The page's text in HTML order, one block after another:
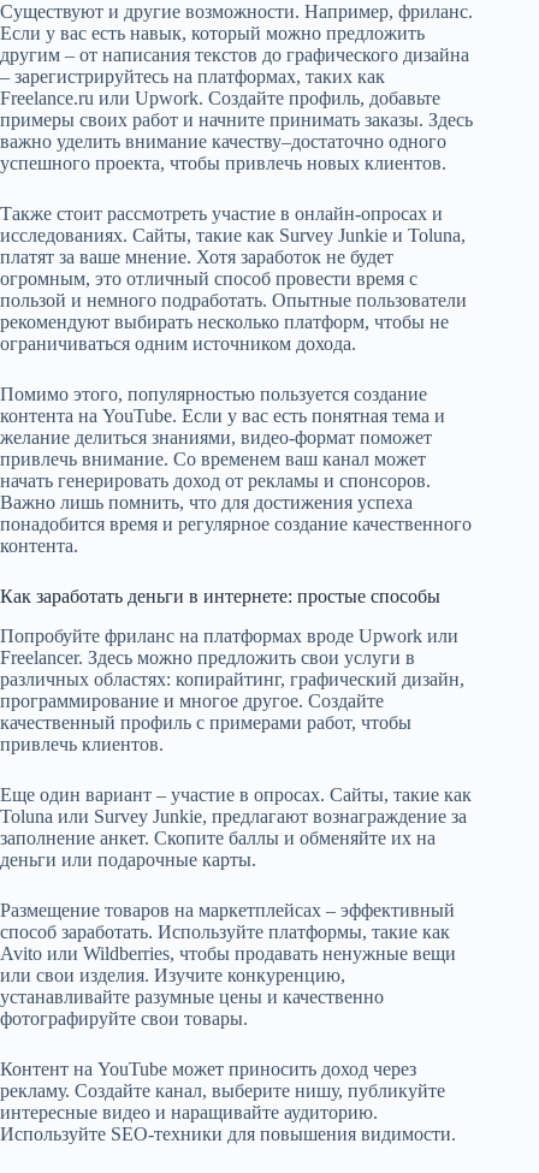
Существуют и другие возможности. Например, фриланс.
Если у вас есть навык, который можно предложить
другим – от написания текстов до графического дизайна
– зарегистрируйтесь на платформах, таких как
Freelance.ru или Upwork. Создайте профиль, добавьте
примеры своих работ и начните принимать заказы. Здесь
важно уделить внимание качеству–достаточно одного
успешного проекта, чтобы привлечь новых клиентов.
Также стоит рассмотреть участие в онлайн-опросах и
исследованиях. Сайты, такие как Survey Junkie и Toluna,
платят за ваше мнение. Хотя заработок не будет
огромным, это отличный способ провести время с
пользой и немного подработать. Опытные пользователи
рекомендуют выбирать несколько платформ, чтобы не
ограничиваться одним источником дохода.
Помимо этого, популярностью пользуется создание
контента на YouTube. Если у вас есть понятная тема и
желание делиться знаниями, видео-формат поможет
привлечь внимание. Со временем ваш канал может
начать генерировать доход от рекламы и спонсоров.
Важно лишь помнить, что для достижения успеха
понадобится время и регулярное создание качественного
контента.
Как заработать деньги в интернете: простые способы
Попробуйте фриланс на платформах вроде Upwork или
Freelancer. Здесь можно предложить свои услуги в
различных областях: копирайтинг, графический дизайн,
программирование и многое другое. Создайте
качественный профиль с примерами работ, чтобы
привлечь клиентов.
Еще один вариант – участие в опросах. Сайты, такие как
Toluna или Survey Junkie, предлагают вознаграждение за
заполнение анкет. Скопите баллы и обменяйте их на
деньги или подарочные карты.
Размещение товаров на маркетплейсах – эффективный
способ заработать. Используйте платформы, такие как
Avito или Wildberries, чтобы продавать ненужные вещи
или свои изделия. Изучите конкуренцию,
устанавливайте разумные цены и качественно
фотографируйте свои товары.
Контент на YouTube может приносить доход через
рекламу. Создайте канал, выберите нишу, публикуйте
интересные видео и наращивайте аудиторию.
Используйте SEO-техники для повышения видимости.